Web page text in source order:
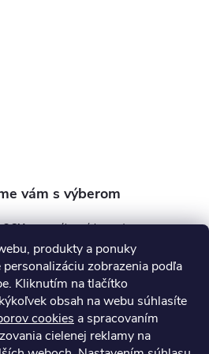
produkty a ponuky
zobrazenia podľa
Kliknutím na tlačítko
obsah na webu súhlasíte
cookies a spracovaním
cielenej reklamy na
s.r.o.
@aquatechnology.sk
+421 911 991 394